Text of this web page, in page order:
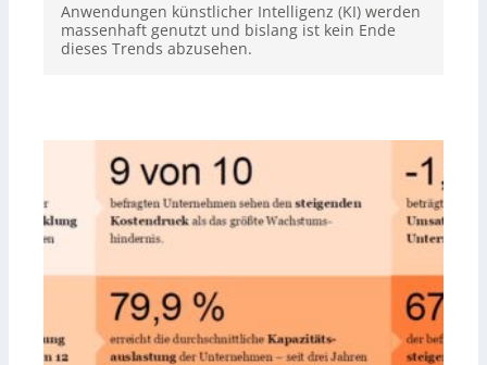
Anwendungen künstlicher Intelligenz (KI) werden
massenhaft genutzt und bislang ist kein Ende
dieses Trends abzusehen.